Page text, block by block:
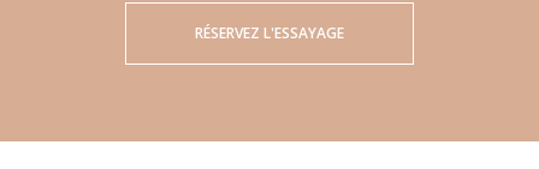
RÉSERVEZ L'ESSAYAGE